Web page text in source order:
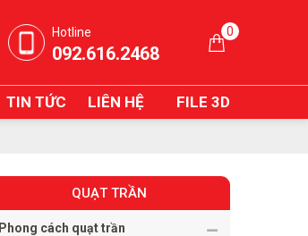
Hotline
092.616.2468
0
TIN TỨC LIÊN HỆ FILE 3D
QUẠT TRẦN
Phong cách quạt trần